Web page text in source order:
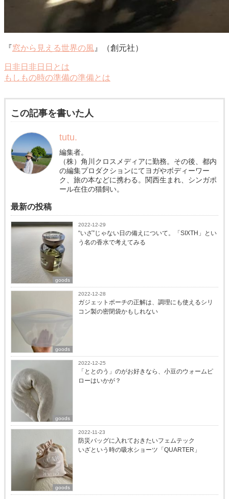
『窓から見える世界の風 』（創元社）
日非日非日日とは
もしもの時の準備の準備とは
この記事を書いた人
tutu.
編集者。
（株）角川クロスメディアに勤務。その後、都内
の編集プロダクションにてヨガやボディーワー
ク、旅の本などに携わる。関西生まれ、シンガポ
ール在住の猫飼い。
最新の投稿
goods
2022-12-29
“いざ”じゃない日の備えについて。「SIXTH」とい
う名の香水で考えてみる
goods
2022-12-28
ガジェットポーチの正解は、調理にも使えるシリ
コン製の密閉袋かもしれない
goods
2022-12-25
「ととのう」のがお好きなら、小豆のウォームピ
ローはいかが？
goods
2022-11-23
防災バッグに入れておきたいフェムテック
いざという時の吸水ショーツ「QUARTER」